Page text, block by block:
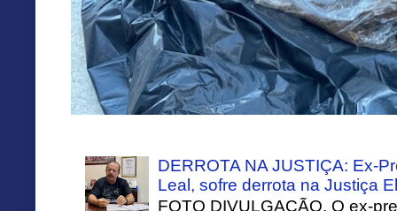
DERROTA NA JUSTIÇA: Ex-
Leal, sofre derrota na Justiça
FOTO DIVULGAÇÃO. O ex-